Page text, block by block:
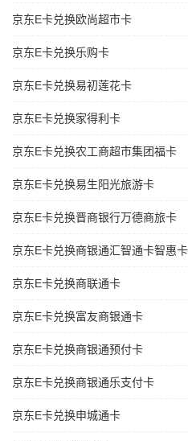
京东E卡兑换欧尚超市卡
京东E卡兑换乐购卡
京东E卡兑换易初莲花卡
京东E卡兑换家得利卡
京东E卡兑换农工商超市集团福卡
京东E卡兑换易生阳光旅游卡
京东E卡兑换晋商银行万德商旅卡
京东E卡兑换商银通汇智通卡智惠卡
京东E卡兑换商联通卡
京东E卡兑换富友商银通卡
京东E卡兑换商银通预付卡
京东E卡兑换商银通乐支付卡
京东E卡兑换申城通卡